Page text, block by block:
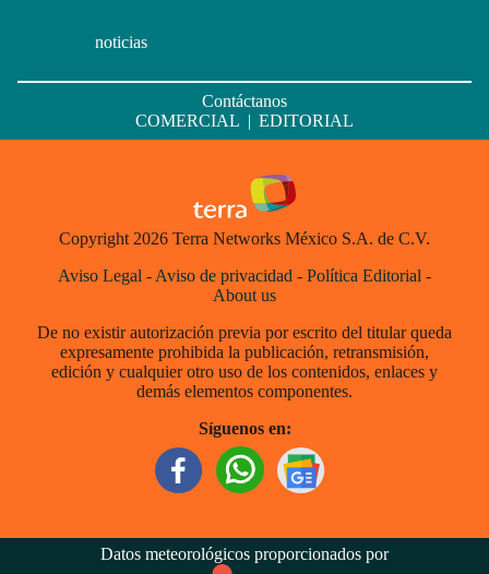
noticias
Contáctanos
COMERCIAL | EDITORIAL
Copyright 2026 Terra Networks México S.A. de C.V.
Aviso Legal - Aviso de privacidad - Política Editorial -
About us
De no existir autorización previa por escrito del titular queda
expresamente prohibida la publicación, retransmisión,
edición y cualquier otro uso de los contenidos, enlaces y
demás elementos componentes.
Síguenos en:
Datos meteorológicos proporcionados por